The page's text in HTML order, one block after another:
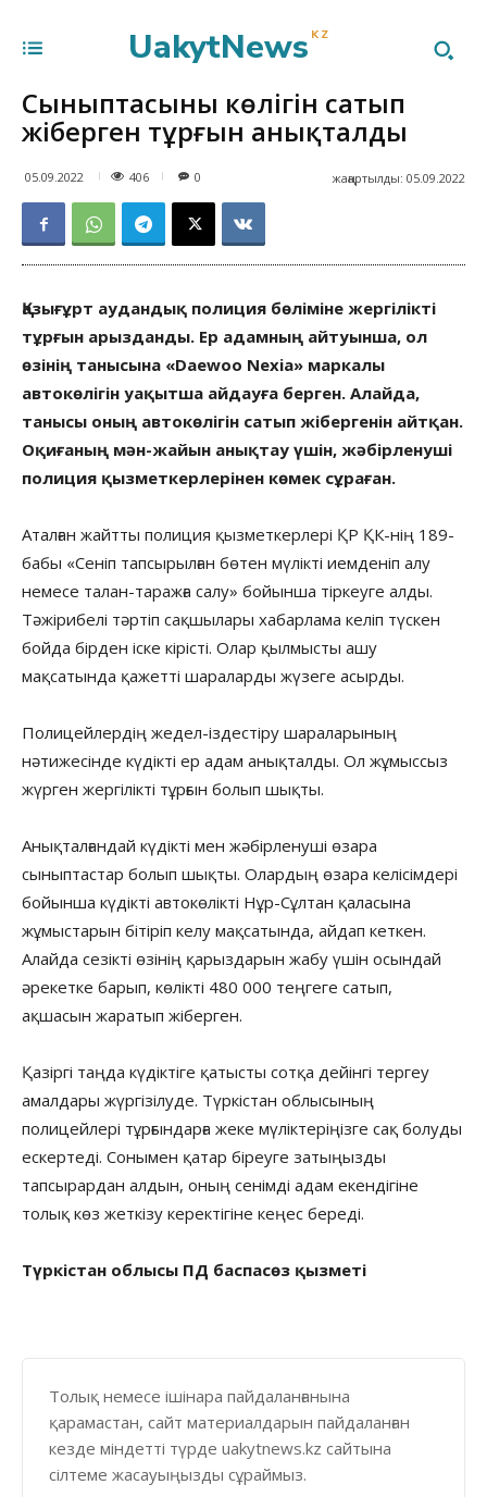
UakytNews KZ
Сыныптасының көлігін сатып
жіберген тұрғын анықталды
05.09.2022 406 жаңартылды: 05.09.2022
0
Қазығұрт аудандық полиция бөліміне жергілікті
тұрғын арызданды. Ер адамның айтуынша, ол
өзінің танысына «Daewoo Nexia» маркалы
автокөлігін уақытша айдауға берген. Алайда,
танысы оның автокөлігін сатып жібергенін айтқан.
Оқиғаның мән-жайын анықтау үшін, жәбірленуші
полиция қызметкерлерінен көмек сұраған.
Аталған жайтты полиция қызметкерлері ҚР ҚК-нің 189-
бабы «Сеніп тапсырылған бөтен мүлікті иемденіп алу
немесе талан-таражға салу» бойынша тіркеуге алды.
Тәжірибелі тәртіп сақшылары хабарлама келіп түскен
бойда бірден іске кірісті. Олар қылмысты ашу
мақсатында қажетті шараларды жүзеге асырды.
Полицейлердің жедел-іздестіру шараларының
нәтижесінде күдікті ер адам анықталды. Ол жұмыссыз
жүрген жергілікті тұрғын болып шықты.
Анықталғандай күдікті мен жәбірленуші өзара
сыныптастар болып шықты. Олардың өзара келісімдері
бойынша күдікті автокөлікті Нұр-Сұлтан қаласына
жұмыстарын бітіріп келу мақсатында, айдап кеткен.
Алайда сезікті өзінің қарыздарын жабу үшін осындай
әрекетке барып, көлікті 480 000 теңгеге сатып,
ақшасын жаратып жіберген.
Қазіргі таңда күдіктіге қатысты сотқа дейінгі тергеу
амалдары жүргізілуде. Түркістан облысының
полицейлері тұрғындарға жеке мүліктеріңізге сақ болуды
ескертеді. Сонымен қатар біреуге затыңызды
тапсырардан алдын, оның сенімді адам екендігіне
толық көз жеткізу керектігіне кеңес береді.
Түркістан облысы ПД баспасөз қызметі
Толық немесе ішінара пайдаланғанына
қарамастан, сайт материалдарын пайдаланған
кезде міндетті түрде uakytnews.kz сайтына
сілтеме жасауыңызды сұраймыз.